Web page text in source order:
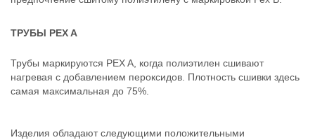
ТРУБЫ PEX A
Трубы маркируются PEX A, когда полиэтилен сшивают
нагревая с добавлением пероксидов. Плотность сшивки здесь
самая максимальная до 75%.
Изделия обладают следующими положительными